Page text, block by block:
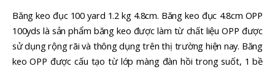
Băng keo đục 100 yard 1.2 kg 4.8cm. Băng keo đục 4.8cm OPP
100yds là sản phẩm băng keo được làm từ chất liệu OPP được
sử dụng rộng rãi và thông dụng trên thị trường hiện nay. Băng
keo OPP được cấu tạo từ lớp màng đàn hồi trong suốt, 1 bề